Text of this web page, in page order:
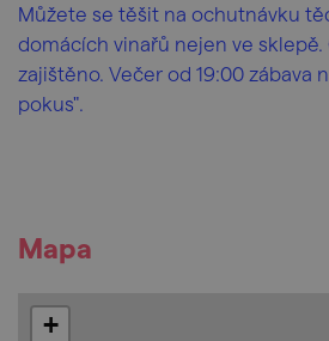
Můžete se těšit na ochutnávku
domácích vinařů nejen ve
zajištěno. Večer od 19:00 zábava
pokus".
Mapa
+